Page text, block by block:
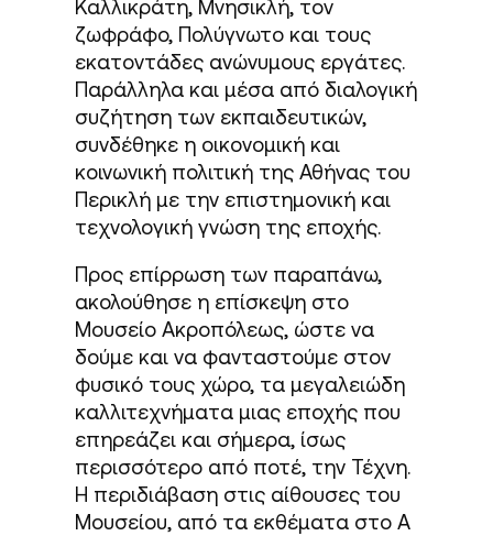
Καλλικράτη, Μνησικλή, τον
ζωφράφο, Πολύγνωτο και τους
εκατοντάδες ανώνυμους εργάτες.
Παράλληλα και μέσα από διαλογική
συζήτηση των εκπαιδευτικών,
συνδέθηκε η οικονομική και
κοινωνική πολιτική της Αθήνας του
Περικλή με την επιστημονική και
τεχνολογική γνώση της εποχής.
Προς επίρρωση των παραπάνω,
ακολούθησε η επίσκεψη στο
Μουσείο Ακροπόλεως, ώστε να
δούμε και να φανταστούμε στον
φυσικό τους χώρο, τα μεγαλειώδη
καλλιτεχνήματα μιας εποχής που
επηρεάζει και σήμερα, ίσως
περισσότερο από ποτέ, την Τέχνη.
Η περιδιάβαση στις αίθουσες του
Μουσείου, από τα εκθέματα στο Α